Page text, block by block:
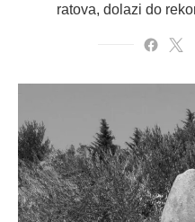
ratova, dolazi do